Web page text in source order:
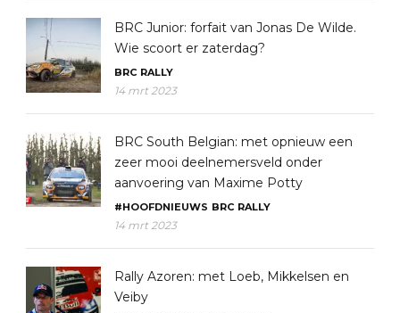
BRC Junior: forfait van Jonas De Wilde.
Wie scoort er zaterdag?
BRC RALLY
14 mrt 2023
BRC South Belgian: met opnieuw een
zeer mooi deelnemersveld onder
aanvoering van Maxime Potty
#HOOFDNIEUWS BRC RALLY
14 mrt 2023
Rally Azoren: met Loeb, Mikkelsen en
Veiby